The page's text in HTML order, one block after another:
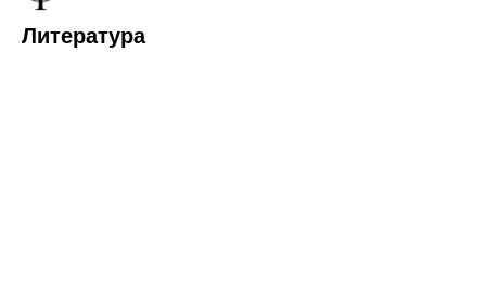
Литература